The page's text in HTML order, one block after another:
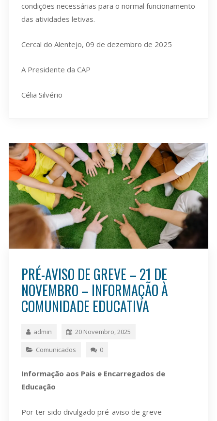
condições necessárias para o normal funcionamento
das atividades letivas.
Cercal do Alentejo, 09 de dezembro de 2025
A Presidente da CAP
Célia Silvério
PRÉ-AVISO DE GREVE – 21 DE
NOVEMBRO – INFORMAÇÃO À
COMUNIDADE EDUCATIVA
admin 20 Novembro, 2025
Comunicados 0
Informação aos Pais e Encarregados de
Educação
Por ter sido divulgado pré-aviso de greve